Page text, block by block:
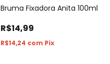
Bruma Fixadora Anita 100ml
R$14,99
R$14,24 com Pix